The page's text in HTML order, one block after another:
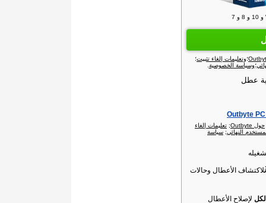
؛وتعليمات إلغاء تثبيت؛
؛وسياسة الخصوصية
عطل
حول Outbyte‏ ; تعليمات إلغاء
النهائي; سياسة
لاكتشاف الأعطال وحالات
لإصلاح الأعطال